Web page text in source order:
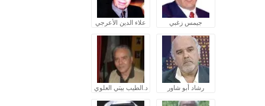
جيمس زغبي علاء الدين الأعرجي
رشاد أبو شاور د.الطيب بيتي العلوي